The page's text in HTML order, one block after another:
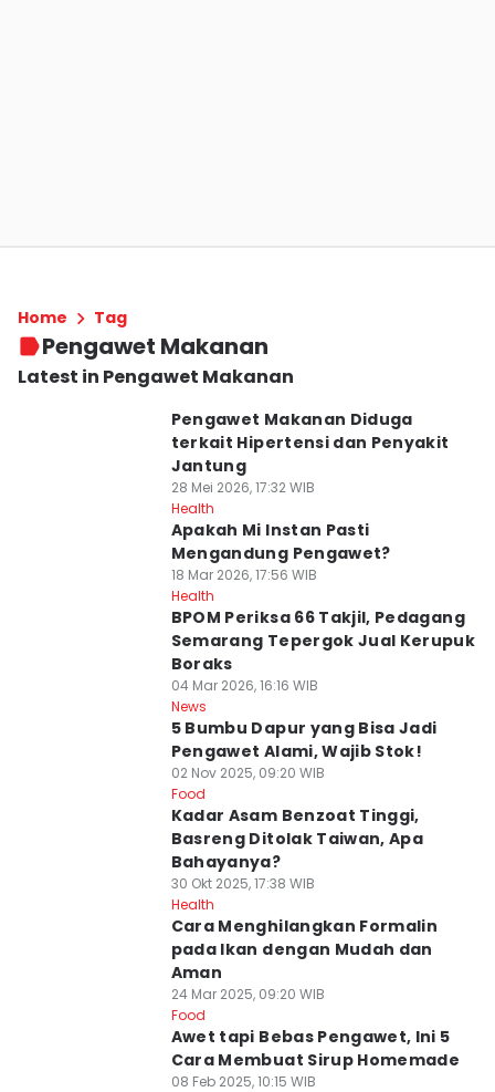
Home Tag
Pengawet Makanan
Latest in Pengawet Makanan
Pengawet Makanan Diduga
terkait Hipertensi dan Penyakit
Jantung
28 Mei 2026, 17:32 WIB
Health
Apakah Mi Instan Pasti
Mengandung Pengawet?
18 Mar 2026, 17:56 WIB
Health
BPOM Periksa 66 Takjil, Pedagang
Semarang Tepergok Jual Kerupuk
Boraks
04 Mar 2026, 16:16 WIB
News
5 Bumbu Dapur yang Bisa Jadi
Pengawet Alami, Wajib Stok!
02 Nov 2025, 09:20 WIB
Food
Kadar Asam Benzoat Tinggi,
Basreng Ditolak Taiwan, Apa
Bahayanya?
30 Okt 2025, 17:38 WIB
Health
Cara Menghilangkan Formalin
pada Ikan dengan Mudah dan
Aman
24 Mar 2025, 09:20 WIB
Food
Awet tapi Bebas Pengawet, Ini 5
Cara Membuat Sirup Homemade
08 Feb 2025, 10:15 WIB